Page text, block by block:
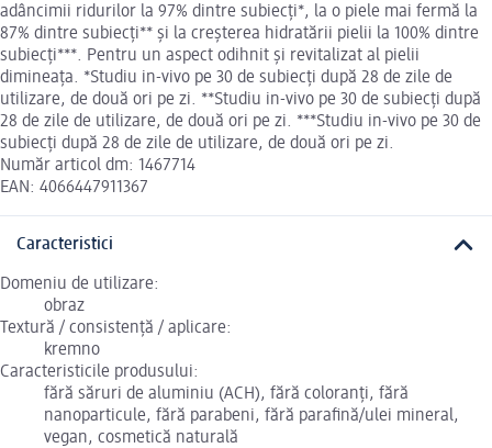
adâncimii ridurilor la 97% dintre subiecți*, la o piele mai fermă la
87% dintre subiecți** și la creșterea hidratării pielii la 100% dintre
subiecți***. Pentru un aspect odihnit și revitalizat al pielii
dimineața. *Studiu in-vivo pe 30 de subiecți după 28 de zile de
utilizare, de două ori pe zi. **Studiu in-vivo pe 30 de subiecți după
28 de zile de utilizare, de două ori pe zi. ***Studiu in-vivo pe 30 de
subiecți după 28 de zile de utilizare, de două ori pe zi.
Număr articol dm: 1467714
EAN: 4066447911367
Caracteristici
Domeniu de utilizare:
obraz
Textură / consistență / aplicare:
kremno
Caracteristicile produsului:
fără săruri de aluminiu (ACH), fără coloranți, fără
nanoparticule, fără parabeni, fără parafină/ulei mineral,
vegan, cosmetică naturală